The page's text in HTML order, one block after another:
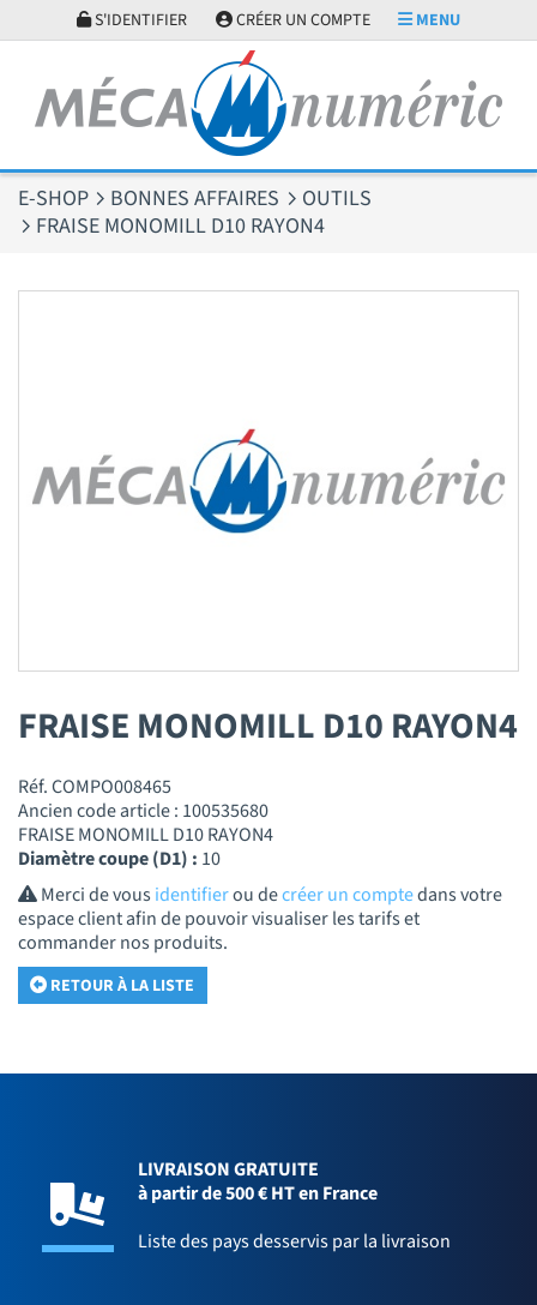
S'IDENTIFIER CRÉER UN COMPTE MENU
E-SHOP BONNES AFFAIRES
OUTILS
FRAISE MONOMILL D10 RAYON4
FRAISE MONOMILL D10 RAYON4
Réf. COMPO008465
Ancien code article : 100535680
FRAISE MONOMILL D10 RAYON4
Diamètre coupe (D1) : 10
Merci de vousidentifierou decréer un comptedans votre
espace client afin de pouvoir visualiser les tarifs et
commander nos produits.
RETOUR À LA LISTE
LIVRAISON GRATUITE
à partir de 500 € HT en France
Liste des pays desservis par la livraison
Panneau de gestion des cookies